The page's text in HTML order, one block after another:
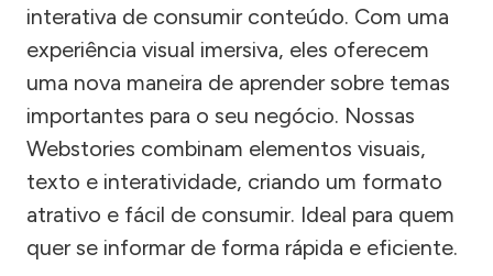
interativa de consumir conteúdo. Com uma
experiência visual imersiva, eles oferecem
uma nova maneira de aprender sobre temas
importantes para o seu negócio. Nossas
Webstories combinam elementos visuais,
texto e interatividade, criando um formato
atrativo e fácil de consumir. Ideal para quem
quer se informar de forma rápida e eficiente.